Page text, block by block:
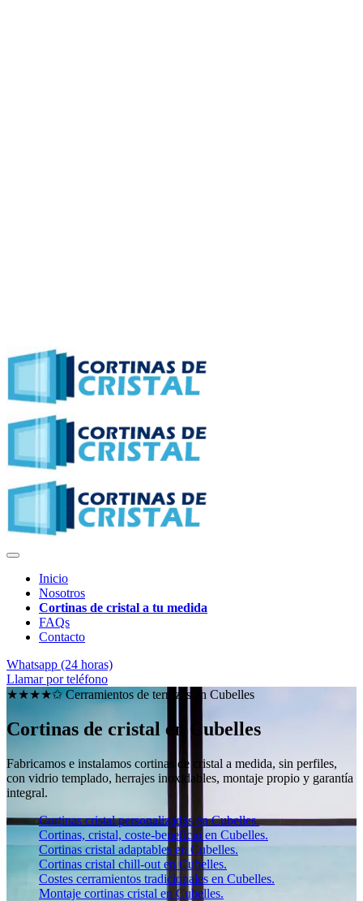
Inicio
Nosotros
Cortinas de cristal a tu medida
FAQs
Contacto
Whatsapp (24 horas)
Llamar por teléfono
★★★★✩ Cerramientos de terrazas en Cubelles
Cortinas de cristal en Cubelles
Fabricamos e instalamos cortinas de cristal a medida, sin perfiles,
con vidrio templado, herrajes inoxidables, montaje propio y garantía
integral.
Cortinas cristal personalizadas en Cubelles.
Cortinas, cristal, coste-beneficio en Cubelles.
Cortinas cristal adaptables en Cubelles.
Cortinas cristal chill-out en Cubelles.
Costes cerramientos tradicionales en Cubelles.
Montaje cortinas cristal en Cubelles.